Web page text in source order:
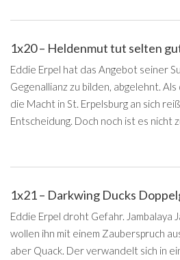
1x20 – Heldenmut tut selten
Eddie Erpel hat das Angebot seiner
Gegenallianz zu bilden, abgelehnt.
die Macht in St. Erpelsburg an sich
Entscheidung. Doch noch ist es nicht
1x21 – Darkwing Ducks
Eddie Erpel droht Gefahr. Jambalaya
wollen ihn mit einem Zauberspruch
aber Quack. Der verwandelt sich in